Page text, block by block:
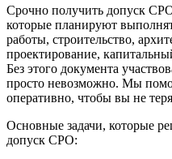
Срочно получить допуск
которые планируют
работы, строительство,
проектирование,
Без этого документа
просто невозможно. Мы
оперативно, чтобы вы не
Основные задачи, которые
допуск СРО: